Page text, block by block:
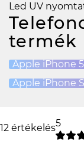
Led UV
termék
Apple iPhone 5
Apple iPhone
12 értékelés5